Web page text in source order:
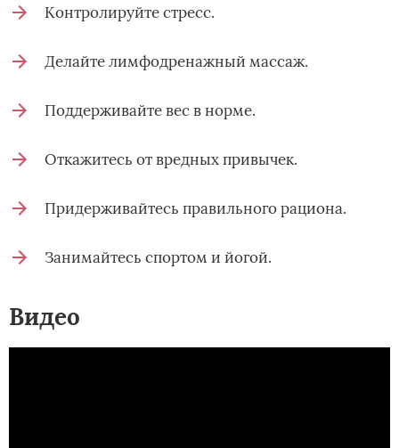
Контролируйте стресс.
Делайте лимфодренажный массаж.
Поддерживайте вес в норме.
Откажитесь от вредных привычек.
Придерживайтесь правильного рациона.
Занимайтесь спортом и йогой.
Видео